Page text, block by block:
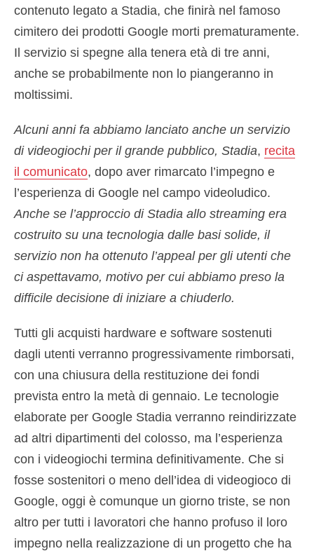
contenuto legato a Stadia, che finirà nel famoso
cimitero dei prodotti Google morti prematuramente.
Il servizio si spegne alla tenera età di tre anni,
anche se probabilmente non lo piangeranno in
moltissimi.
Alcuni anni fa abbiamo lanciato anche un servizio
di videogiochi per il grande pubblico, Stadia, recita
il comunicato, dopo aver rimarcato l’impegno e
l’esperienza di Google nel campo videoludico.
Anche se l’approccio di Stadia allo streaming era
costruito su una tecnologia dalle basi solide, il
servizio non ha ottenuto l’appeal per gli utenti che
ci aspettavamo, motivo per cui abbiamo preso la
difficile decisione di iniziare a chiuderlo.
Tutti gli acquisti hardware e software sostenuti
dagli utenti verranno progressivamente rimborsati,
con una chiusura della restituzione dei fondi
prevista entro la metà di gennaio. Le tecnologie
elaborate per Google Stadia verranno reindirizzate
ad altri dipartimenti del colosso, ma l’esperienza
con i videogiochi termina definitivamente. Che si
fosse sostenitori o meno dell’idea di videogioco di
Google, oggi è comunque un giorno triste, se non
altro per tutti i lavoratori che hanno profuso il loro
impegno nella realizzazione di un progetto che ha